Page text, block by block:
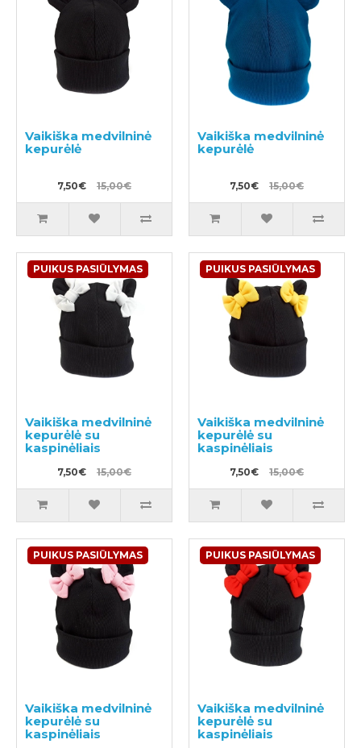
Vaikiška medvilninė
kepurėlė
7,50€ 15,00€
Vaikiška medvilninė
kepurėlė
7,50€ 15,00€
PUIKUS PASIŪLYMAS
Vaikiška medvilninė
kepurėlė su
kaspinėliais
7,50€ 15,00€
PUIKUS PASIŪLYMAS
Vaikiška medvilninė
kepurėlė su
kaspinėliais
7,50€ 15,00€
PUIKUS PASIŪLYMAS
Vaikiška medvilninė
kepurėlė su
kaspinėliais
PUIKUS PASIŪLYMAS
Vaikiška medvilninė
kepurėlė su
kaspinėliais